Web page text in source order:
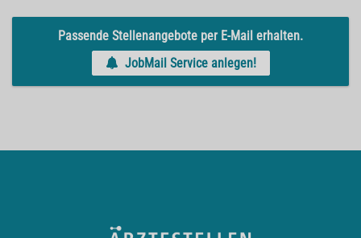
Passende Stellenangebote per E-Mail erhalten.
JobMail Service anlegen!